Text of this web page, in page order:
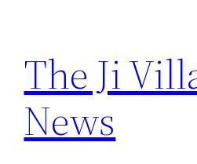
content
The Ji
News